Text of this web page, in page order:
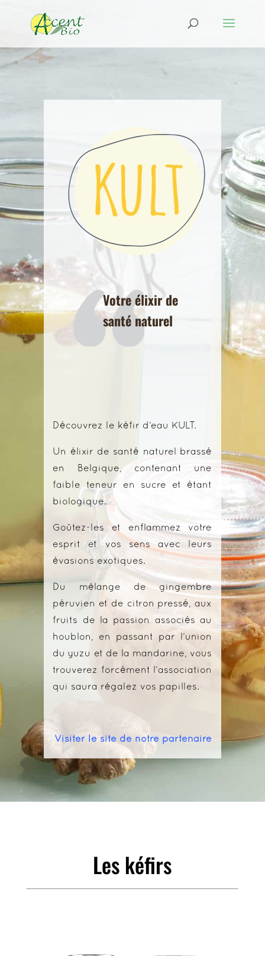
Votre élixir de
santé naturel
Découvrez le kéfir d’eau KULT.
Un élixir de santé naturel brassé
en Belgique, contenant une
faible teneur en sucre et étant
biologique.
Goûtez-les et enflammez votre
esprit et vos sens avec leurs
évasions exotiques.
Du mélange de gingembre
péruvien et de citron pressé, aux
fruits de la passion associés au
houblon, en passant par l’union
du yuzu et de la mandarine, vous
trouverez forcément l’association
qui saura régalez vos papilles.
Visiter le site de notre partenaire
Les kéfirs